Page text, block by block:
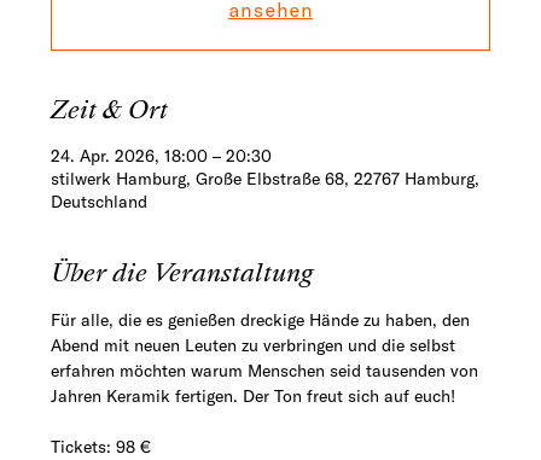
ansehen
Zeit & Ort
24. Apr. 2026, 18:00 – 20:30
stilwerk Hamburg, Große Elbstraße 68, 22767 Hamburg,
Deutschland
Über die Veranstaltung
Für alle, die es genießen dreckige Hände zu haben, den
Abend mit neuen Leuten zu verbringen und die selbst
erfahren möchten warum Menschen seid tausenden von
Jahren Keramik fertigen. Der Ton freut sich auf euch!
Tickets: 98 €